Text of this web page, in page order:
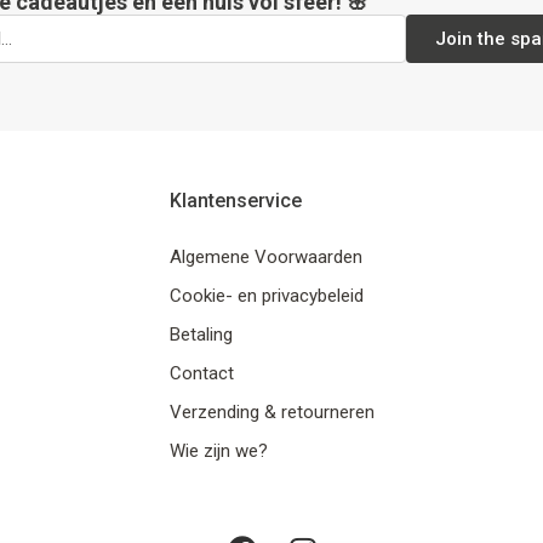
Join the
Klantenservice
Algemene Voorwaarden
Cookie- en privacybeleid
Betaling
Contact
Verzending & retourneren
Wie zijn we?